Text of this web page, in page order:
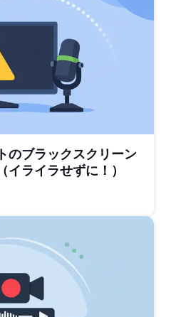
のブラックスクリーン
ライラせずに！）